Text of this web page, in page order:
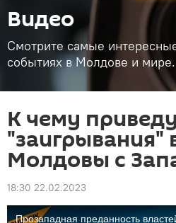
Видео
Смотрите самые
событиях в Молдове и мире.
К чему
"заигрывания"
Молдовы с
18:30 22.02.2023